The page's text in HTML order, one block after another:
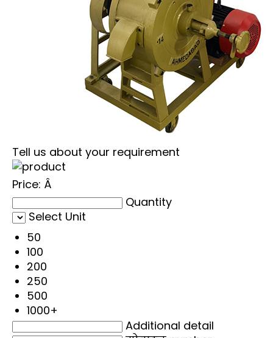
Tell us about your requirement
Price: Â
Quantity
Select Unit
50
100
200
250
500
1000+
Additional detail